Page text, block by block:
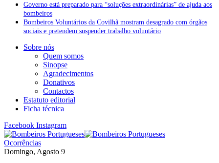
Governo está preparado para “soluções extraordinárias” de ajuda aos
bombeiros
Bombeiros Voluntários da Covilhã mostram desagrado com órgãos
sociais e pretendem suspender trabalho voluntário
Sobre nós
Quem somos
Sinopse
Agradecimentos
Donativos
Contactos
Estatuto editorial
Ficha técnica
Facebook Instagram
Ocorrências
Domingo, Agosto 9